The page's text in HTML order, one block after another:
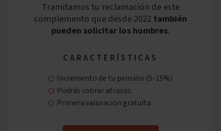
Tramitamos tu reclamación de este
complemento que desde2022también
pueden solicitar los hombres.
CARACTERÍSTICAS
Incremento de tu pensión (5-15%)
Podrás cobrar atrasos
Primera valoración gratuita